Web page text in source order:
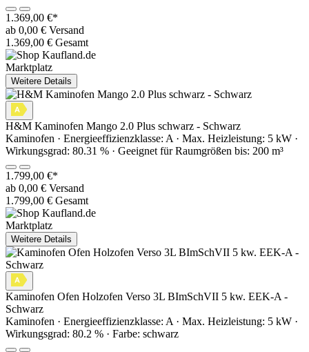
1.369,00 €*
ab 0,00 € Versand
1.369,00 € Gesamt
Marktplatz
Weitere Details
H&M Kaminofen Mango 2.0 Plus schwarz - Schwarz
Kaminofen · Energieeffizienzklasse: A · Max. Heizleistung: 5 kW ·
Wirkungsgrad: 80.31 % · Geeignet für Raumgrößen bis: 200 m³
1.799,00 €*
ab 0,00 € Versand
1.799,00 € Gesamt
Marktplatz
Weitere Details
Kaminofen Ofen Holzofen Verso 3L BImSchVII 5 kw. EEK-A -
Schwarz
Kaminofen · Energieeffizienzklasse: A · Max. Heizleistung: 5 kW ·
Wirkungsgrad: 80.2 % · Farbe: schwarz